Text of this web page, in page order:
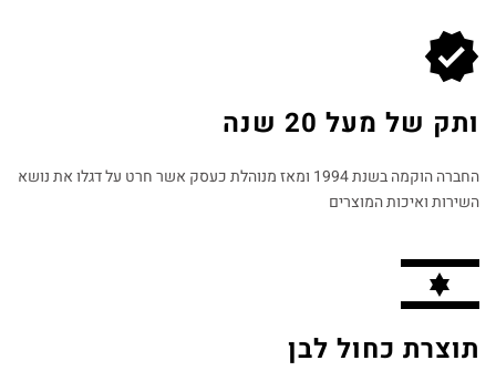
ותק של מעל 20 שנה
החברה הוקמה בשנת 1994 ומאז מנוהלת כעסק אשר חרט על דגלו את נושא
השירות ואיכות המוצרים
תוצרת כחול לבן